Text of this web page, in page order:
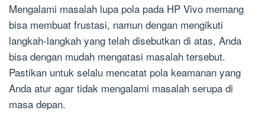
Mengalami masalah lupa pola pada HP Vivo memang
bisa membuat frustasi, namun dengan mengikuti
langkah-langkah yang telah disebutkan di atas, Anda
bisa dengan mudah mengatasi masalah tersebut.
Pastikan untuk selalu mencatat pola keamanan yang
Anda atur agar tidak mengalami masalah serupa di
masa depan.